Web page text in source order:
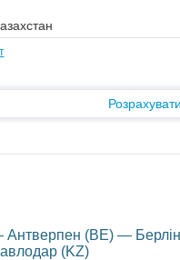
Розрахувати
Антверпен (BE) —
(KZ)